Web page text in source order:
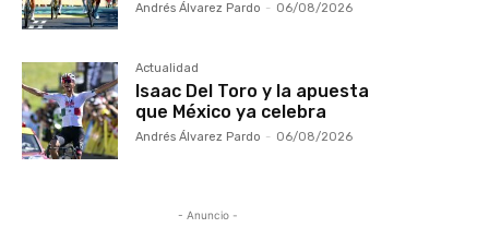
Andrés Álvarez Pardo - 06/08/2026
Actualidad
Isaac Del Toro y la apuesta
que México ya celebra
Andrés Álvarez Pardo - 06/08/2026
- Anuncio -